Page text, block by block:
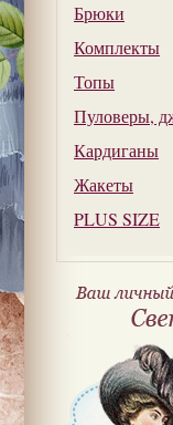
Брюки
Комплекты
Топы
Пуловеры,
Кардиганы
Жакеты
PLUS SIZE